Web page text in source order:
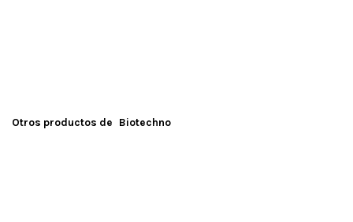
Otros productos de Biotechno